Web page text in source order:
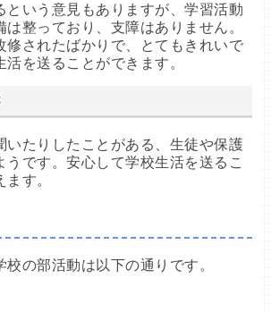
という意見もありますが、学習活動
は整っており、支障はありません。
修されたばかりで、とてもきれいで
を送ることができます。
いたりしたことがある、生徒や保護
うです。安心して学校生活を送るこ
す。
の部活動は以下の通りです。